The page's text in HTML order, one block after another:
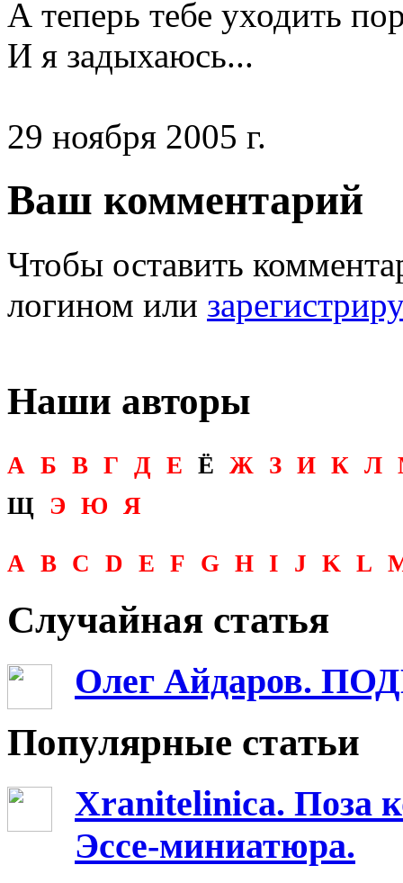
А теперь тебе уходить
И я задыхаюсь...
29 ноября 2005 г.
Ваш комментарий
Чтобы оставить
логином или
Наши авторы
А Б В Г Д Е Ё Ж З И К Л
Щ
Э Ю Я
A B C D E F G H I J K L
Случайная статья
Олег Айдаров.
Популярные статьи
Xranitelinica. Поза
Эссе-миниатюра.